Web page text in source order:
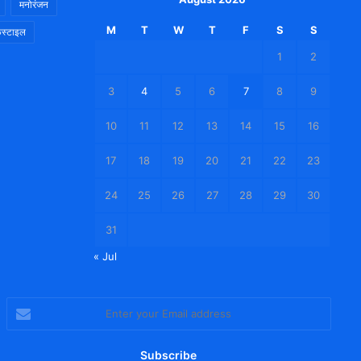
मनोरंजन
M T W T F S S
1 2
3 4 5 6 7 8 9
10 11 12 13 14 15 16
17 18 19 20 21 22 23
24 25 26 27 28 29 30
31
« Jul
your